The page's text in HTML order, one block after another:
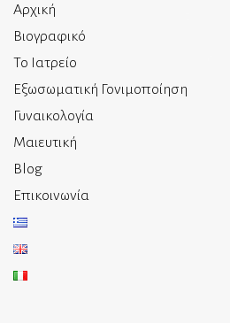
Αρχική
Βιογραφικό
Το Ιατρείο
Εξωσωματική Γονιμοποίηση
Γυναικολογία
Μαιευτική
Blog
Επικοινωνία